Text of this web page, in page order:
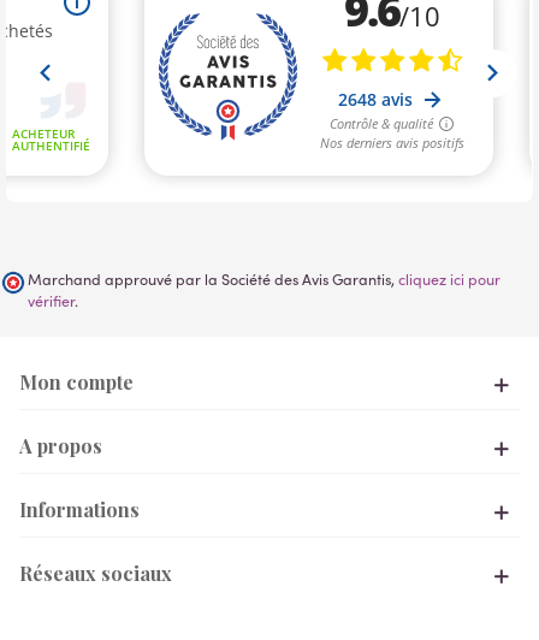
Marchand approuvé par la Société des Avis Garantis, cliquez ici pour
vérifier.
Mon compte
A propos
Informations
Réseaux sociaux